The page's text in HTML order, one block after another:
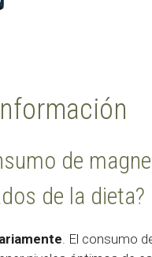
de
de la dieta?
. El consumo